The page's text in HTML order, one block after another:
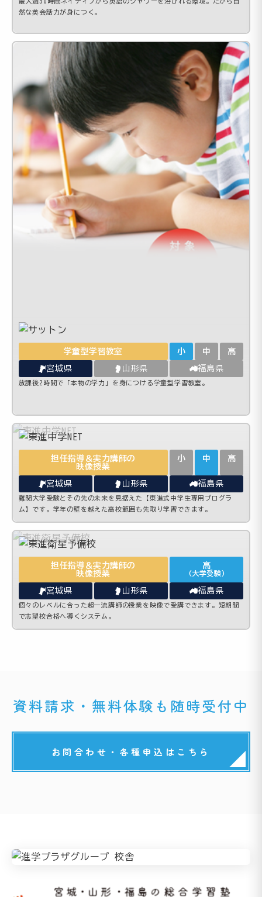
然な英会話力が身につく。
学童型学習教室 小 中 高
宮城県 山形県 福島県
放課後2時間で「本物の学力」を身につける学童型学習教室。
担任指導＆実力講師の
映像授業
小 中 高
宮城県 山形県 福島県
難関大学受験とその先の未来を見据えた【東進式中学生専用プログラ
ム】です。学年の壁を越えた高校範囲も先取り学習できます。
担任指導＆実力講師の
映像授業
高
(大学受験)
宮城県 山形県 福島県
個々のレベルに合った超一流講師の授業を映像で受講できます。短期間
で志望校合格へ導くシステム。
資料請求・無料体験も随時受付中
お問合わせ・各種申込はこちら